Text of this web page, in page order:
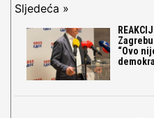
Sljedeća »
“Ovo